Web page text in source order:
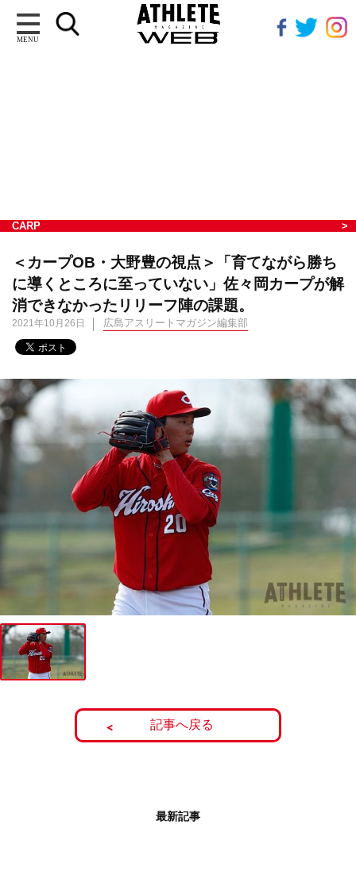
MENU
CARP
＜カープOB・大野豊の視点＞「育てながら勝ち
に導くところに至っていない」佐々岡カープが解
消できなかったリリーフ陣の課題。
2021年10月26日 広島アスリートマガジン編集部
記事へ戻る
最新記事